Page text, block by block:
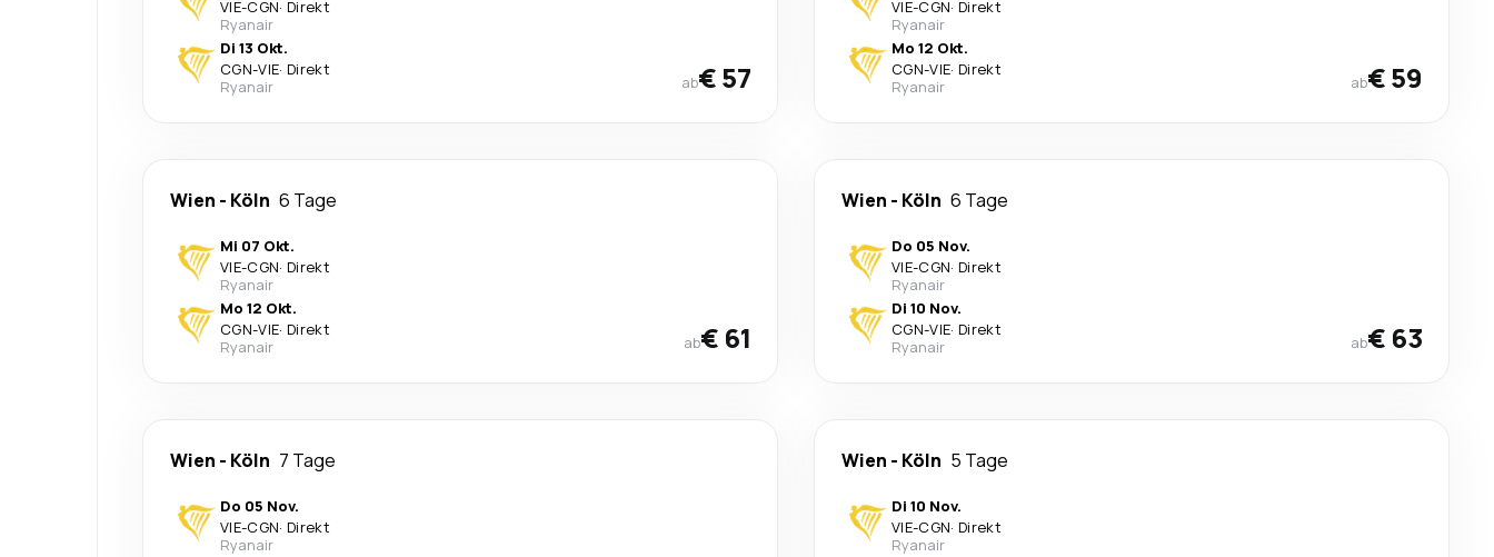
VIE-CGN· Direkt
Ryanair
Di 13 Okt.
CGN-VIE· Direkt
Ryanair
ab€ 57
VIE-CGN· Direkt
Ryanair
Mo 12 Okt.
CGN-VIE· Direkt
Ryanair
ab€ 59
Wien - Köln 6 Tage
Mi 07 Okt.
VIE-CGN· Direkt
Ryanair
Mo 12 Okt.
CGN-VIE· Direkt
Ryanair
ab€ 61
Wien - Köln 6 Tage
Do 05 Nov.
VIE-CGN· Direkt
Ryanair
Di 10 Nov.
CGN-VIE· Direkt
Ryanair
ab€ 63
Wien - Köln 7 Tage
Do 05 Nov.
VIE-CGN· Direkt
Ryanair
Wien - Köln 5 Tage
Di 10 Nov.
VIE-CGN· Direkt
Ryanair